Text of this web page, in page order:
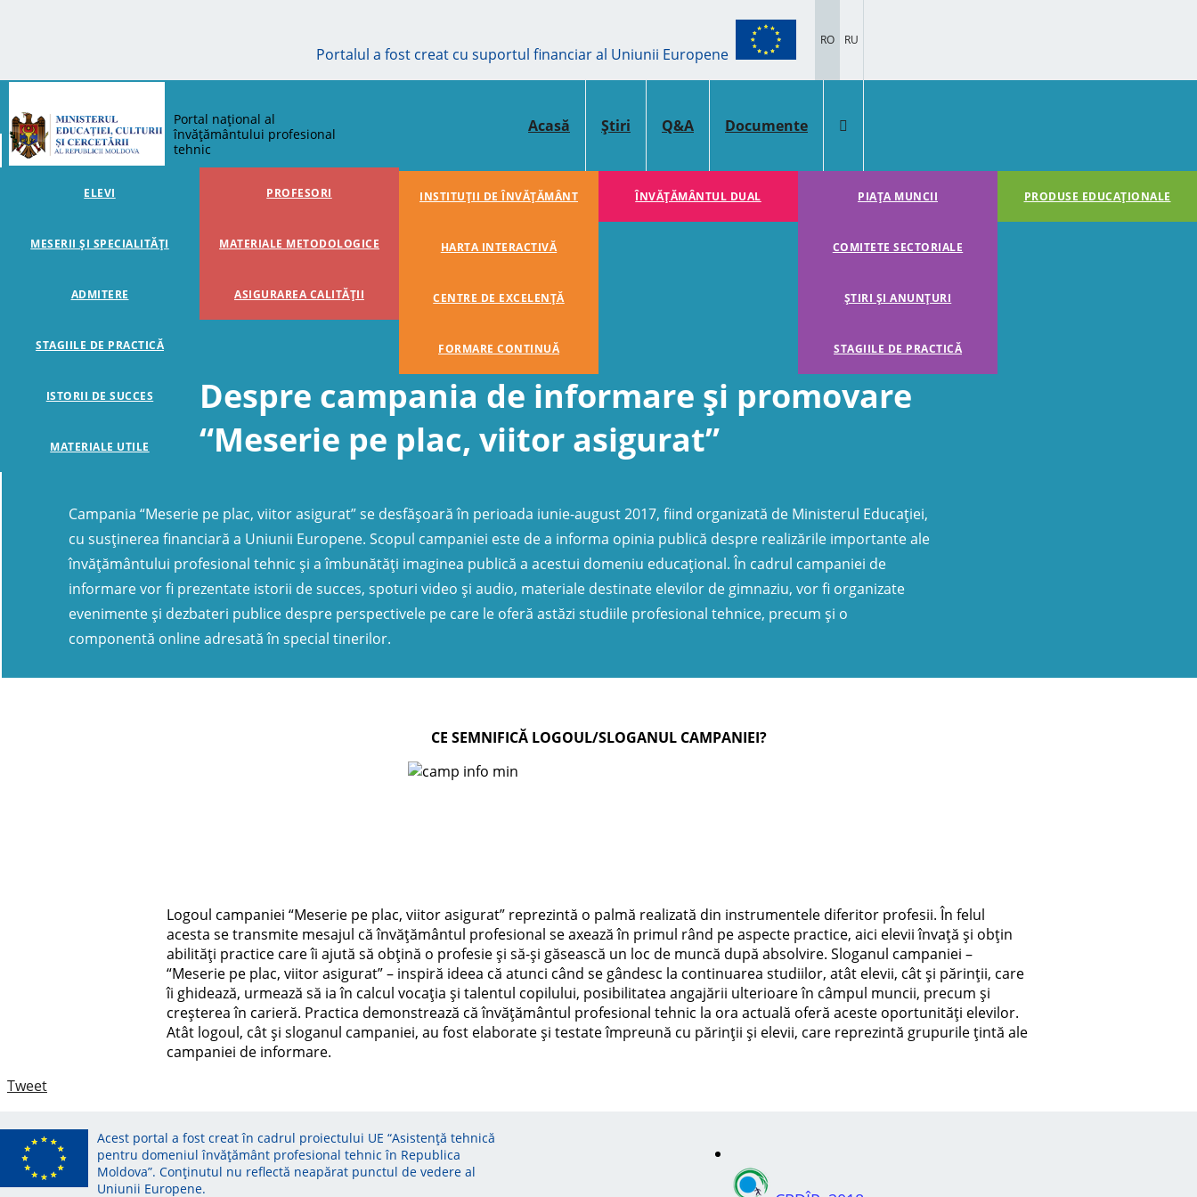
Portalul a fost creat cu suportul financiar al Uniunii Europene
RO RU
Portal național al
învățământului profesional
tehnic
Acasă Știri Q&A Documente
ELEVI
MESERII ȘI SPECIALITĂȚI
ADMITERE
STAGIILE DE PRACTICĂ
ISTORII DE SUCCES
MATERIALE UTILE
PROFESORI
MATERIALE METODOLOGICE
ASIGURAREA CALITĂȚII
INSTITUȚII DE ÎNVĂȚĂMÂNT
HARTA INTERACTIVĂ
CENTRE DE EXCELENȚĂ
FORMARE CONTINUĂ
ÎNVĂŢĂMÂNTUL DUAL PIAȚA MUNCII
COMITETE SECTORIALE
ȘTIRI ȘI ANUNȚURI
STAGIILE DE PRACTICĂ
PRODUSE EDUCAȚIONALE
Despre campania de informare și promovare
“Meserie pe plac, viitor asigurat”
Campania “Meserie pe plac, viitor asigurat” se desfășoară în perioada iunie-august 2017, fiind organizată de Ministerul Educației,
cu susținerea financiară a Uniunii Europene. Scopul campaniei este de a informa opinia publică despre realizările importante ale
învățământului profesional tehnic și a îmbunătăți imaginea publică a acestui domeniu educațional. În cadrul campaniei de
informare vor fi prezentate istorii de succes, spoturi video și audio, materiale destinate elevilor de gimnaziu, vor fi organizate
evenimente și dezbateri publice despre perspectivele pe care le oferă astăzi studiile profesional tehnice, precum și o
componentă online adresată în special tinerilor.
CE SEMNIFICĂ LOGOUL/SLOGANUL CAMPANIEI?
Logoul campaniei “Meserie pe plac, viitor asigurat” reprezintă o palmă realizată din instrumentele diferitor profesii. În felul
acesta se transmite mesajul că învățământul profesional se axează în primul rând pe aspecte practice, aici elevii învață și obțin
abilități practice care îi ajută să obțină o profesie și să-și găsească un loc de muncă după absolvire. Sloganul campaniei –
“Meserie pe plac, viitor asigurat” – inspiră ideea că atunci când se gândesc la continuarea studiilor, atât elevii, cât și părinții, care
îi ghidează, urmează să ia în calcul vocația și talentul copilului, posibilitatea angajării ulterioare în câmpul muncii, precum și
creșterea în carieră. Practica demonstrează că învățământul profesional tehnic la ora actuală oferă aceste oportunități elevilor.
Atât logoul, cât și sloganul campaniei, au fost elaborate și testate împreună cu părinții și elevii, care reprezintă grupurile țintă ale
campaniei de informare.
Tweet
Acest portal a fost creat în cadrul proiectului UE “Asistență tehnică
pentru domeniul învățământ profesional tehnic în Republica
Moldova”. Conținutul nu reflectă neapărat punctul de vedere al
Uniunii Europene.